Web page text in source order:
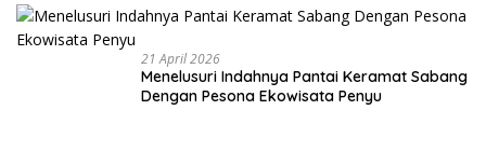
Negeri dari
Desa
21 April 2026
Menelusuri Indahnya Pantai Keramat Sabang
Dengan Pesona Ekowisata Penyu